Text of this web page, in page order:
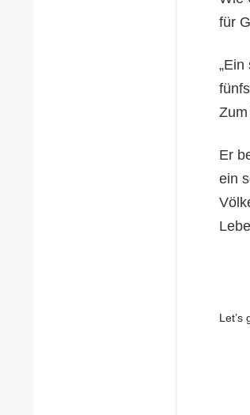
für
Er
ein
Let’s